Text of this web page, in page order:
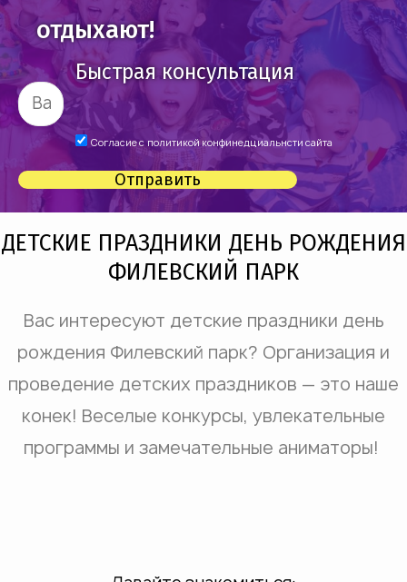
отдыхают!
Быстрая консультация
Согласие с политикой конфинедциальнсти сайта
Отправить
ДЕТСКИЕ ПРАЗДНИКИ ДЕНЬ РОЖДЕНИЯ
ФИЛЕВСКИЙ ПАРК
Вас интересуют детские праздники день
рождения Филевский парк? Организация и
проведение детских праздников — это наше
конек! Веселые конкурсы, увлекательные
программы и замечательные аниматоры!